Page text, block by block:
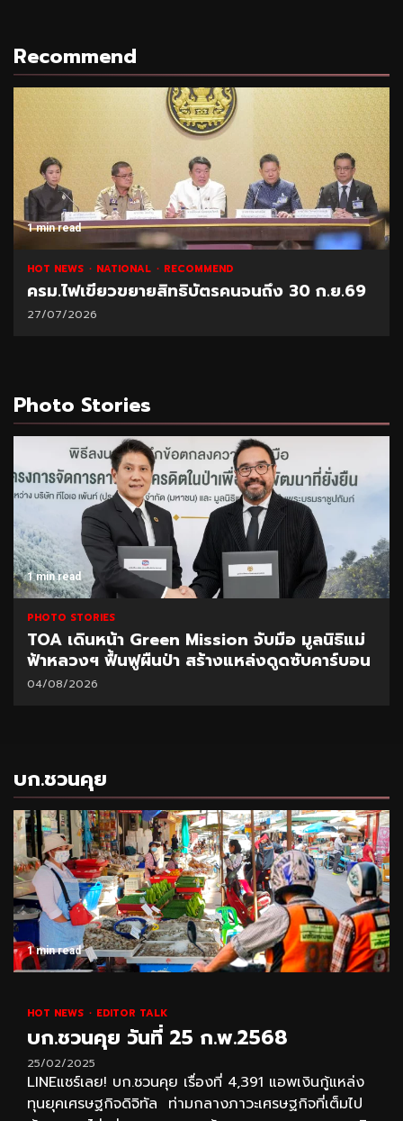
Recommend
1 min read
NATIONAL HOT NEWS RECOMMEND
“พาณิชย์” โชว์ยอดส่งออกทุเรียน 1 ล้านตัน
21/07/2026
Photo Stories
1 min read
PHOTO STORIES
CEO นำทีมผู้บริหาร BAM ลุยพื้นที่สำนักงานภูเก็ต
มอบนโยบายเร่งบริหารหนี้ – จำหน่ายทรัพย์
31/07/2026
บก.ชวนคุย
1 min read
HOT NEWS EDITOR TALK
บก.ชวนคุย วันที่ 25 ก.พ.2568
25/02/2025
LINEแชร์เลย! บก.ชวนคุย เรื่องที่ 4,391 แอพเงินกู้แหล่ง
ทุนยุคเศรษฐกิจดิจิทัล ท่ามกลางภาวะเศรษฐกิจที่เต็มไป